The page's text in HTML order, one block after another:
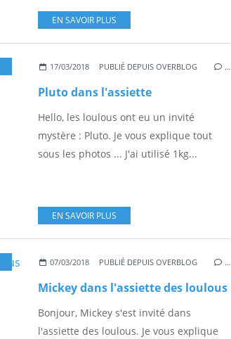
EN SAVOIR PLUS
17/03/2018 PUBLIÉ DEPUIS OVERBLOG …
Pluto dans l'assiette
Hello, les loulous ont eu un invité
mystère : Pluto. Je vous explique tout
sous les photos ... J'ai utilisé 1kg...
EN SAVOIR PLUS
07/03/2018 PUBLIÉ DEPUIS OVERBLOG …
Mickey dans l'assiette des loulous
Bonjour, Mickey s'est invité dans
l'assiette des loulous. Je vous explique